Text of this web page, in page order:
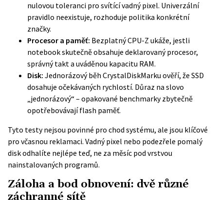
nulovou toleranci pro svítící vadný pixel. Univerzální
pravidlo neexistuje, rozhoduje politika konkrétní
značky.
Procesor a paměť: BezplatnýCPU-Z ukáže, jestli
notebook skutečně obsahuje deklarovaný procesor,
správný takt a uváděnou kapacitu RAM.
Disk: Jednorázový běh CrystalDiskMarku ověří, že SSD
dosahuje očekávaných rychlostí. Důraz na slovo
„jednorázový“ – opakované benchmarky zbytečně
opotřebovávají flash paměť.
Tyto testy nejsou povinné pro chod systému, ale jsou klíčové
pro včasnou reklamaci. Vadný pixel nebo podezřele pomalý
disk odhalíte nejlépe teď, ne za měsíc pod vrstvou
nainstalovaných programů.
Záloha a bod obnovení: dvě různé
záchranné sítě